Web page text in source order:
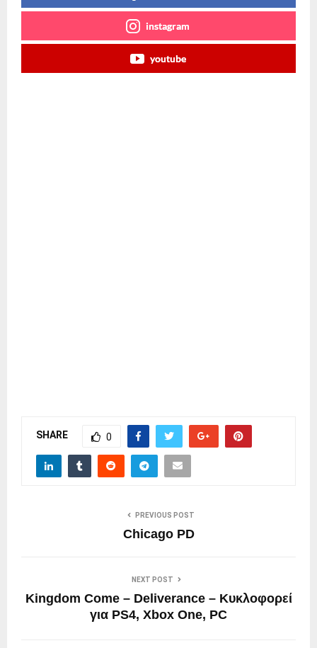
instagram
youtube
SHARE 0
PREVIOUS POST
Chicago PD
NEXT POST
Kingdom Come – Deliverance – Κυκλοφορεί
για PS4, Xbox One, PC